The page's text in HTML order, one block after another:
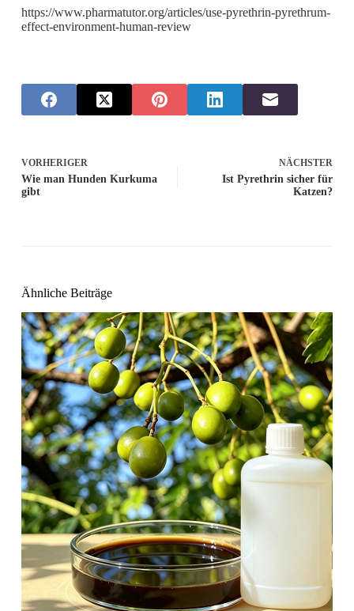
https://www.pharmatutor.org/articles/use-pyrethrin-pyrethrum-
effect-environment-human-review
VORHERIGER
Wie man Hunden Kurkuma
gibt
NÄCHSTER
Ist Pyrethrin sicher für
Katzen?
Ähnliche Beiträge